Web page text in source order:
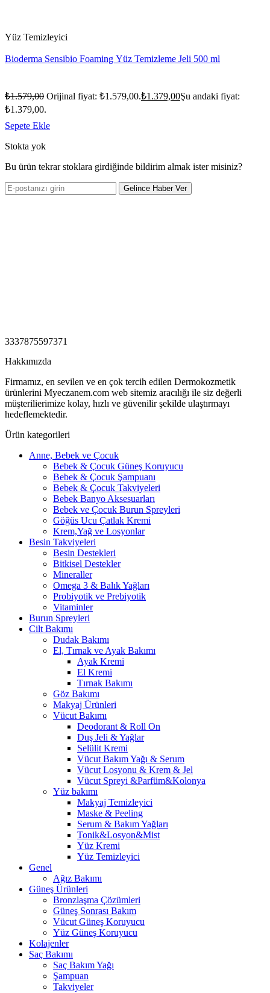
Yüz Temizleyici
Bioderma Sensibio Foaming Yüz Temizleme Jeli 500 ml
₺1.579,00 Orijinal fiyat: ₺1.579,00.₺1.379,00Şu andaki fiyat:
₺1.379,00.
Sepete Ekle
Stokta yok
Bu ürün tekrar stoklara girdiğinde bildirim almak ister misiniz?
Gelince Haber Ver
3337875597371
Hakkımızda
Firmamız, en sevilen ve en çok tercih edilen Dermokozmetik
ürünlerini Myeczanem.com web sitemiz aracılığı ile siz değerli
müşterilierimize kolay, hızlı ve güvenilir şekilde ulaştırmayı
hedeflemektedir.
Ürün kategorileri
Anne, Bebek ve Çocuk
Bebek & Çocuk Güneş Koruyucu
Bebek & Çocuk Şampuanı
Bebek & Çocuk Takviyeleri
Bebek Banyo Aksesuarları
Bebek ve Çocuk Burun Spreyleri
Göğüs Ucu Çatlak Kremi
Krem,Yağ ve Losyonlar
Besin Takviyeleri
Besin Destekleri
Bitkisel Destekler
Mineraller
Omega 3 & Balık Yağları
Probiyotik ve Prebiyotik
Vitaminler
Burun Spreyleri
Cilt Bakımı
Dudak Bakımı
El, Tırnak ve Ayak Bakımı
Ayak Kremi
El Kremi
Tırnak Bakımı
Göz Bakımı
Makyaj Ürünleri
Vücut Bakımı
Deodorant & Roll On
Duş Jeli & Yağlar
Selülit Kremi
Vücut Bakım Yağı & Serum
Vücut Losyonu & Krem & Jel
Vücut Spreyi &Parfüm&Kolonya
Yüz bakımı
Makyaj Temizleyici
Maske & Peeling
Serum & Bakım Yağları
Tonik&Losyon&Mist
Yüz Kremi
Yüz Temizleyici
Genel
Ağız Bakımı
Güneş Ürünleri
Bronzlaşma Çözümleri
Güneş Sonrası Bakım
Vücut Güneş Koruyucu
Yüz Güneş Koruyucu
Kolajenler
Saç Bakımı
Saç Bakım Yağı
Şampuan
Takviyeler